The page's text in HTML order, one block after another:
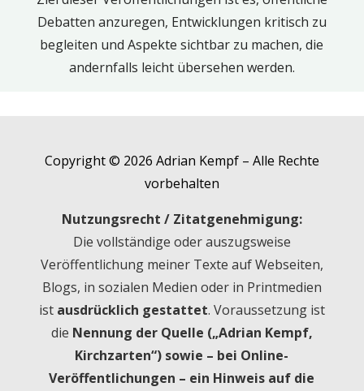
Debatten anzuregen, Entwicklungen kritisch zu
begleiten und Aspekte sichtbar zu machen, die
andernfalls leicht übersehen werden.
Copyright © 2026 Adrian Kempf – Alle Rechte
vorbehalten
Nutzungsrecht / Zitatgenehmigung:
Die vollständige oder auszugsweise
Veröffentlichung meiner Texte auf Webseiten,
Blogs, in sozialen Medien oder in Printmedien
ist ausdrücklich gestattet. Voraussetzung ist
die Nennung der Quelle („Adrian Kempf,
Kirchzarten“) sowie – bei Online-
Veröffentlichungen – ein Hinweis auf die